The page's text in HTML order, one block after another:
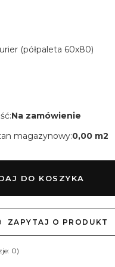
(półpaleta 60x80)
Na zamówienie
magazynowy:0,00 m2
DO KOSZYKA
ZAPYTAJ O PRODUKT
0)